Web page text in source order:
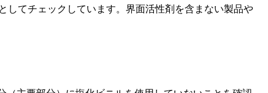
してチェックしています。界面活性剤を含まない製品や